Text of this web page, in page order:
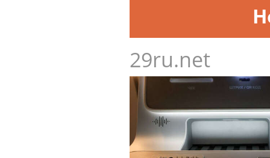
аэропортом. Комплекс
29ru.net